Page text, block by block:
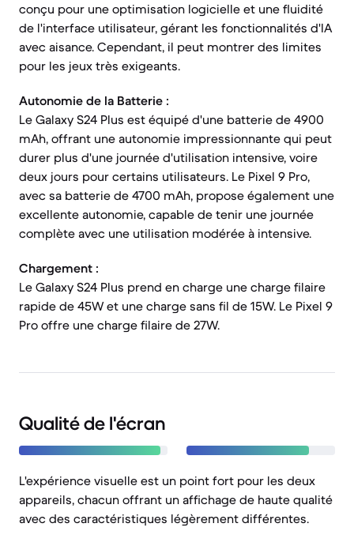
conçu pour une optimisation logicielle et une fluidité
de l'interface utilisateur, gérant les fonctionnalités d'IA
avec aisance. Cependant, il peut montrer des limites
pour les jeux très exigeants.
Autonomie de la Batterie :
Le Galaxy S24 Plus est équipé d'une batterie de 4900
mAh, offrant une autonomie impressionnante qui peut
durer plus d'une journée d'utilisation intensive, voire
deux jours pour certains utilisateurs. Le Pixel 9 Pro,
avec sa batterie de 4700 mAh, propose également une
excellente autonomie, capable de tenir une journée
complète avec une utilisation modérée à intensive.
Chargement :
Le Galaxy S24 Plus prend en charge une charge filaire
rapide de 45W et une charge sans fil de 15W. Le Pixel 9
Pro offre une charge filaire de 27W.
Qualité de l'écran
L'expérience visuelle est un point fort pour les deux
appareils, chacun offrant un affichage de haute qualité
avec des caractéristiques légèrement différentes.